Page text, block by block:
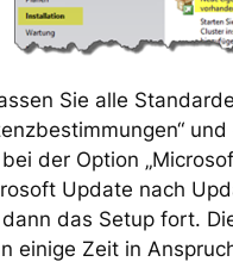
Sie alle
der Option
Update nach
das Setup fort.
einige Zeit in